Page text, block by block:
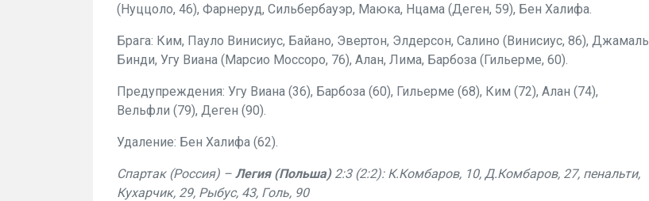
(Нуццоло, 46), Фарнеруд, Сильбербауэр, Маюка, Нцама (Деген, 59), Бен Халифа.
Брага: Ким, Пауло Винисиус, Байано, Эвертон, Элдерсон, Салино (Винисиус, 86), Джамаль
Бинди, Угу Виана (Марсио Моссоро, 76), Алан, Лима, Барбоза (Гильерме, 60).
Предупреждения: Угу Виана (36), Барбоза (60), Гильерме (68), Ким (72), Алан (74),
Вельфли (79), Деген (90).
Удаление: Бен Халифа (62).
Спартак (Россия) – Легия (Польша)2:3 (2:2): К.Комбаров, 10, Д.Комбаров, 27, пенальти,
Кухарчик, 29, Рыбус, 43, Голь, 90